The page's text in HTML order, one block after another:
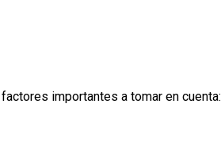
importantes a tomar en cuenta: